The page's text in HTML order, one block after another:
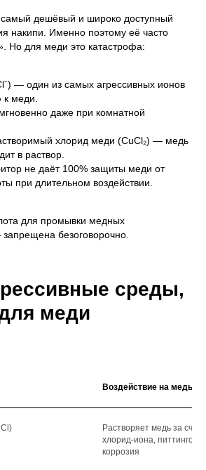
дешёвый и широко доступный
накипи. Именно поэтому её часто
Но для меди это катастрофа:
— один из самых агрессивных ионов
меди.
даже при комнатной
хлорид меди (CuCl₂) — медь
в раствор.
не даёт 100% защиты меди от
при длительном воздействии.
для промывки медных
безоговорочно.
среды,
меди
Воздействие на медь
Растворяет медь за счёт
хлорид-иона,
коррозия